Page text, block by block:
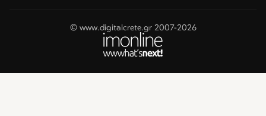
© www.digitalcrete.gr 2007-2026